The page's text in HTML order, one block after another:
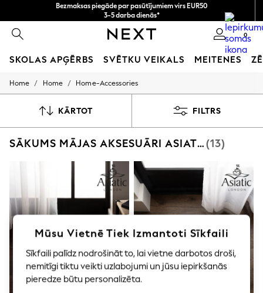
Bezmaksas piegāde par pasūtījumiem virs EUR50
3-5 darba dienās*
Tagad jūs varat
iepirkties latviešu valodā!
0
SKOLAS APĢĒRBS SVĒTKU VEIKALS MEITENES
SCHOOLWEAR
Shoes
Shirts
Sweatshirts & Jumpers
Coats & Jackets
Socks
Multipacks
Trainers & Pumps
Tops
Shorts
Joggers
Home / Home / Home-Accessories
KĀRTOT FILTRS
SĀKUMS MĀJAS AKSESUĀRI ASIATIC RUGS(13)
Mūsu Vietnē Tiek Izmantoti Sīkfaili
Sīkfaili palīdz nodrošināt to, lai vietne darbotos droši,
nemitīgi tiktu veikti uzlabojumi un jūsu iepirkšanās
pieredze būtu personalizēta.